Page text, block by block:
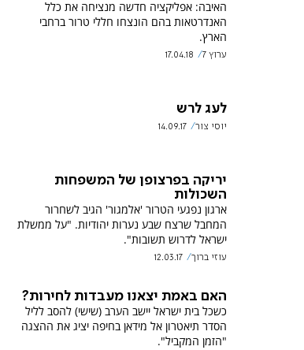
האיבה: אפליקציה חדשה מנציחה את כלל
האנדרטאות בהם הונצחו חללי טרור ברחבי
הארץ.
ערוץ 7 17.04.18
לעג לרש
יוסי צור 14.09.17
יריקה בפרצופן של המשפחות
השכולות
ארגון נפגעי הטרור 'אלמגור' הגיב לשחרור
המחבל שרצח שבע נערות יהודיות. "על ממשלת
ישראל לדרוש תשובות".
עוזי ברוך 12.03.17
האם באמת יצאנו מעבדות לחירות?
כשכל בית ישראל יישב הערב (שישי) להסב לליל
הסדר תיאטרון אל מידאן בחיפה יציג את ההצגה
"הזמן המקביל".